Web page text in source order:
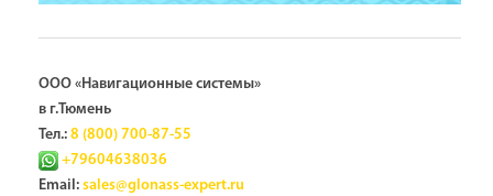
ООО «Навигационные системы»
в г.Тюмень
Тел.: 8 (800) 700-87-55
+79604638036
Email: sales@glonass-expert.ru